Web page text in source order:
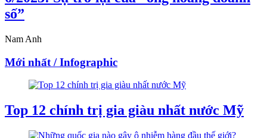
số”
Nam Anh
Mới nhất / Infographic
Top 12 chính trị gia giàu nhất nước Mỹ